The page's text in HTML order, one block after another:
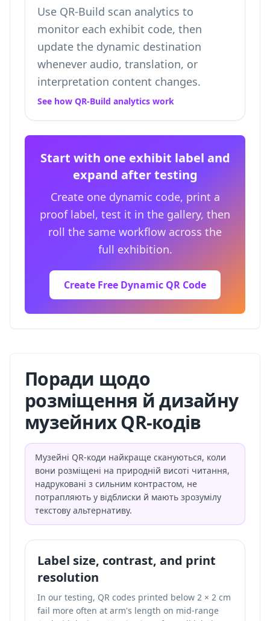
Use QR-Build scan analytics to
monitor each exhibit code, then
update the dynamic destination
whenever audio, translation, or
interpretation content changes.
See how QR-Build analytics work
Start with one exhibit label and
expand after testing
Create one dynamic code, print a
proof label, test it in the gallery, then
roll the same workflow across the
full exhibition.
Create Free Dynamic QR Code
Поради щодо
розміщення й дизайну
музейних QR-кодів
Музейні QR-коди найкраще скануються, коли
вони розміщені на природній висоті читання,
надруковані з сильним контрастом, не
потрапляють у відблиски й мають зрозумілу
текстову альтернативу.
Label size, contrast, and print
resolution
In our testing, QR codes printed below 2 × 2 cm
fail more often at arm's length on mid-range